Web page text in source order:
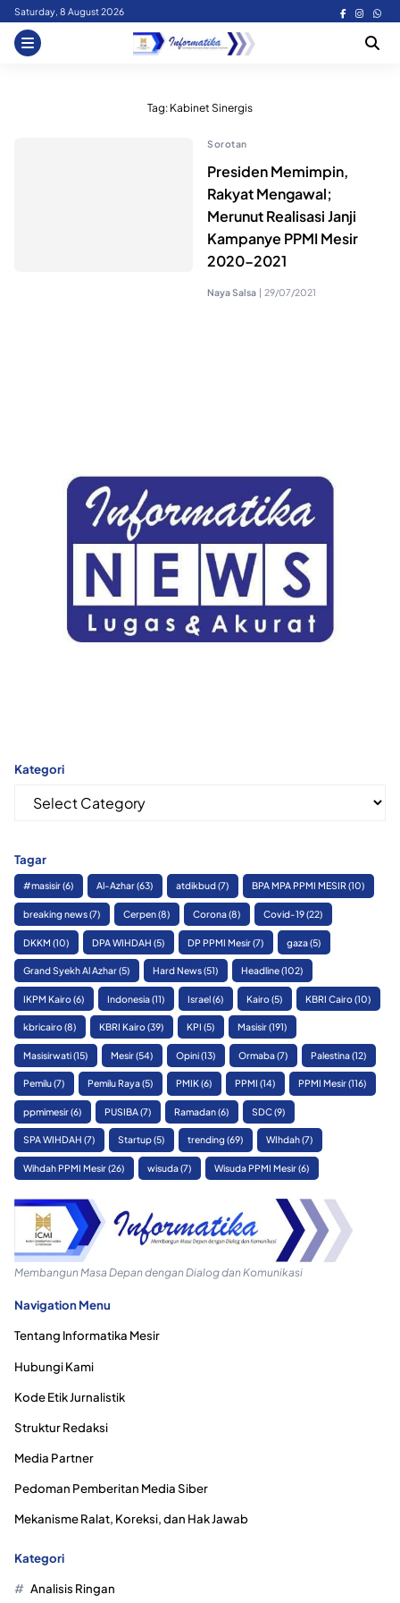
Skip
content
Saturday, 8 August 2026
Tag: Kabinet Sinergis
Sorotan
Presiden Memimpin,
Rakyat Mengawal;
Merunut Realisasi Janji
Kampanye PPMI Mesir
2020-2021
Naya Salsa | 29/07/2021
Kategori
Kategori
Tagar
#masisir(6) Al-Azhar(63) atdikbud(7) BPA MPA PPMI MESIR(10)
breaking news(7) Cerpen(8) Corona(8) Covid-19(22)
DKKM (10) DPA WIHDAH (5) DP PPMI Mesir(7) gaza(5)
Grand Syekh Al Azhar(5) Hard News(51) Headline(102)
IKPM Kairo(6) Indonesia(11) Israel(6) Kairo(5) KBRI Cairo(10)
kbricairo(8) KBRI Kairo(39) KPI (5) Masisir(191)
Masisirwati(15) Mesir(54) Opini(13) Ormaba(7) Palestina(12)
Pemilu(7) Pemilu Raya(5) PMIK(6) PPMI (14) PPMI Mesir(116)
ppmimesir(6) PUSIBA(7) Ramadan(6) SDC(9)
SPA WIHDAH (7) Startup(5) trending (69) WIhdah(7)
Wihdah PPMI Mesir(26) wisuda(7) Wisuda PPMI Mesir(6)
Membangun Masa Depan dengan Dialog dan Komunikasi
Navigation Menu
Tentang Informatika Mesir
Hubungi Kami
Kode Etik Jurnalistik
Struktur Redaksi
Media Partner
Pedoman Pemberitan Media Siber
Mekanisme Ralat, Koreksi, dan Hak Jawab
Kategori
Analisis Ringan